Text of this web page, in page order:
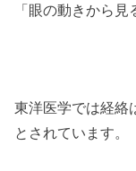
「眼の動きか
東洋医学では経絡
とされています。